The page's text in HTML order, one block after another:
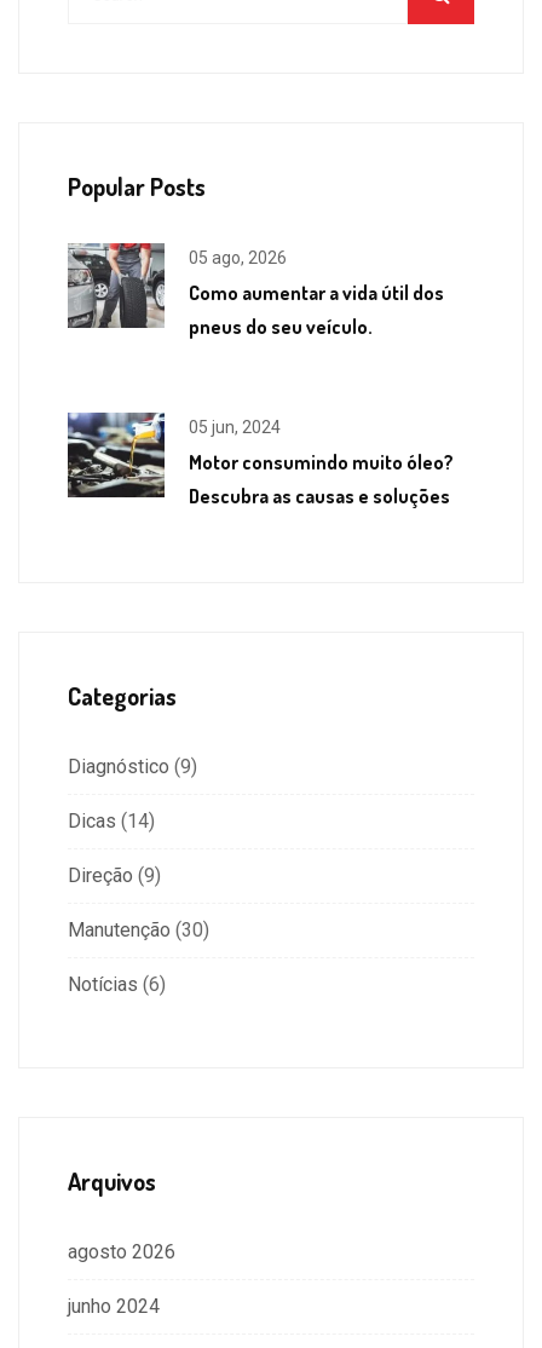
Popular Posts
05 ago, 2026
Como aumentar a vida útil dos
pneus do seu veículo.
05 jun, 2024
Motor consumindo muito óleo?
Descubra as causas e soluções
Categorias
Diagnóstico (9)
Dicas (14)
Direção (9)
Manutenção (30)
Notícias (6)
Arquivos
agosto 2026
junho 2024